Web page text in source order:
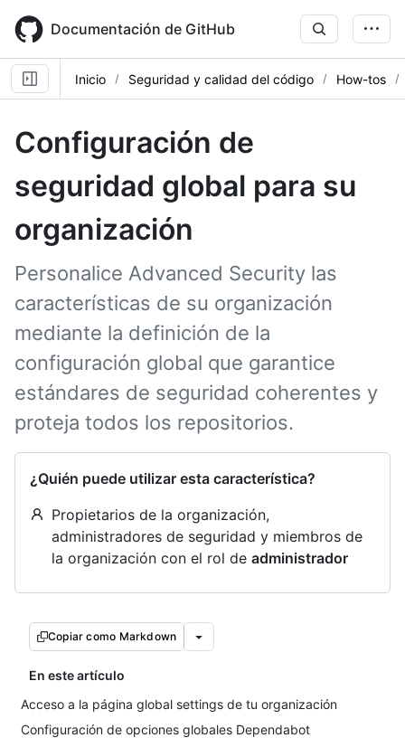
main
content
Documentación de GitHub
Inicio Seguridad y calidad del código How-tos
Configuración de
seguridad global para su
organización
Personalice Advanced Security las
características de su organización
mediante la definición de la
configuración global que garantice
estándares de seguridad coherentes y
proteja todos los repositorios.
¿Quién puede utilizar esta característica?
Propietarios de la organización,
administradores de seguridad y miembros de
la organización con el rol de administrador
Copiar como Markdown
En este artículo
Acceso a la página global settings de tu organización
Configuración de opciones globales Dependabot